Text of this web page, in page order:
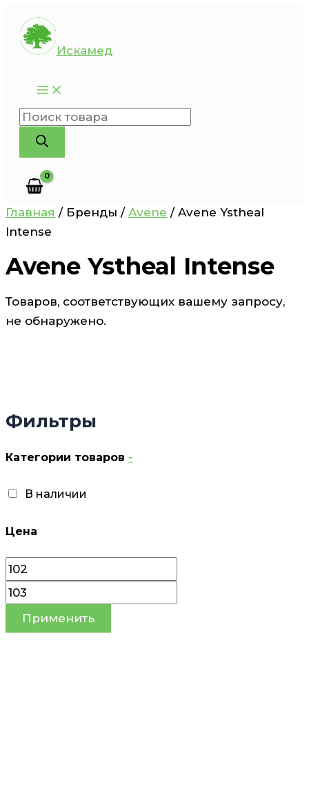
Перейти
содержимому
Искамед
Поиск
товаров
Фильтры
Категории товаров -
В наличии
Цена
Применить
Главная / Бренды / Avene / Avene Ystheal
Intense
Avene Ystheal Intense
Товаров, соответствующих вашему запросу,
не обнаружено.